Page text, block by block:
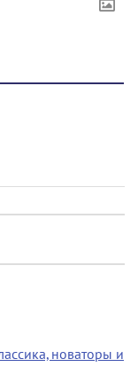
новаторы и